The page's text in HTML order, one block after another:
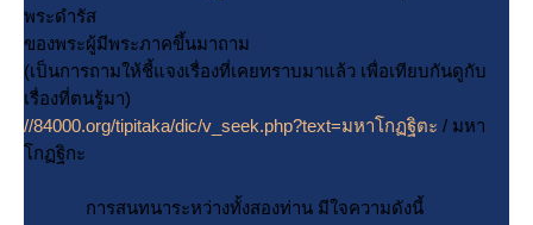
พระดำรัส
ของพระผู้มีพระภาคขึ้นมาถาม
(เป็นการถามให้ชี้แจงเรื่องที่เคยทราบมาแล้ว เพื่อเทียบกันดูกับ
เรื่องที่ตนรู้มา)
//84000.org/tipitaka/dic/v_seek.php?text=มหาโกฏฐิตะ / มหา
กฏฐิกะ
การสนทนาระหว่างทั้งสองท่าน มีใจความดังนี้